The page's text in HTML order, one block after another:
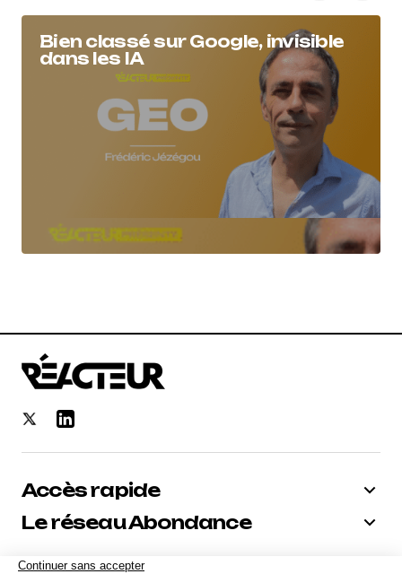
Bien classé sur Google, invisible
dans les IA
Accès rapide
Le réseau Abondance